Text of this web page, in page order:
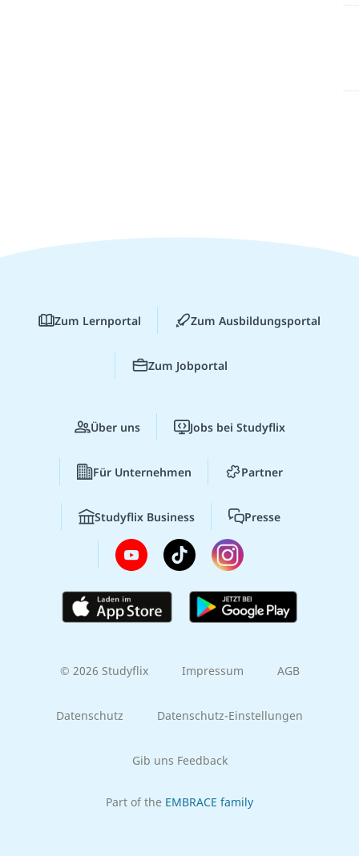
Zum Lernportal Zum Ausbildungsportal
Zum Jobportal
Über uns Jobs bei Studyflix
Für Unternehmen Partner
Studyflix Business Presse
© 2026 Studyflix Impressum AGB
Datenschutz Datenschutz-Einstellungen
Gib uns Feedback
Part of the EMBRACE family